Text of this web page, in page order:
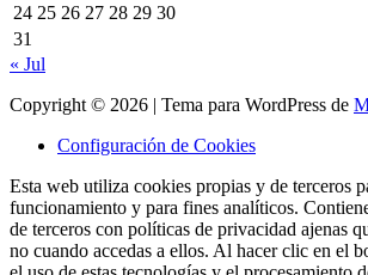
24 25 26 27 28 29 30
31
« Jul
Copyright © 2026 | Tema para WordPress de
Configuración de Cookies
Esta web utiliza cookies propias y de terceros
funcionamiento y para fines analíticos.
de terceros con políticas de privacidad ajenas
no cuando accedas a ellos. Al hacer clic en el